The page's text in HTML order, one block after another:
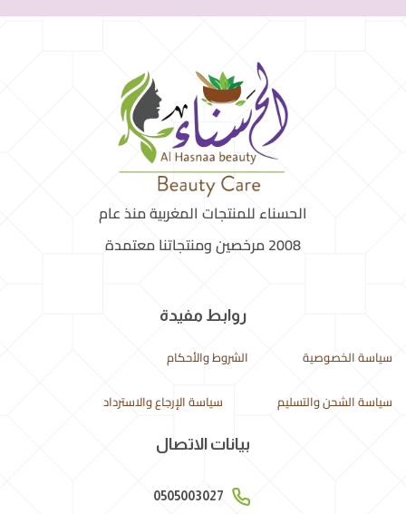
الحسناء للمنتجات المغربية منذ عام
2008 مرخصين ومنتجاتنا معتمدة
روابط مفيدة
سياسة الخصوصية الشروط والأحكام
سياسة الشحن والتسليم سياسة الإرجاع والاسترداد
بيانات الاتصال
0505003027